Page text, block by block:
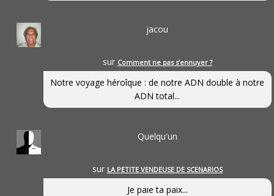
jacou
sur Comment ne pas s’ennuyer ?
Notre voyage héroîque : de notre ADN double à notre
ADN total...
Quelqu'un
sur LA PETITE VENDEUSE DE SCENARIOS
Je paie ta paix...